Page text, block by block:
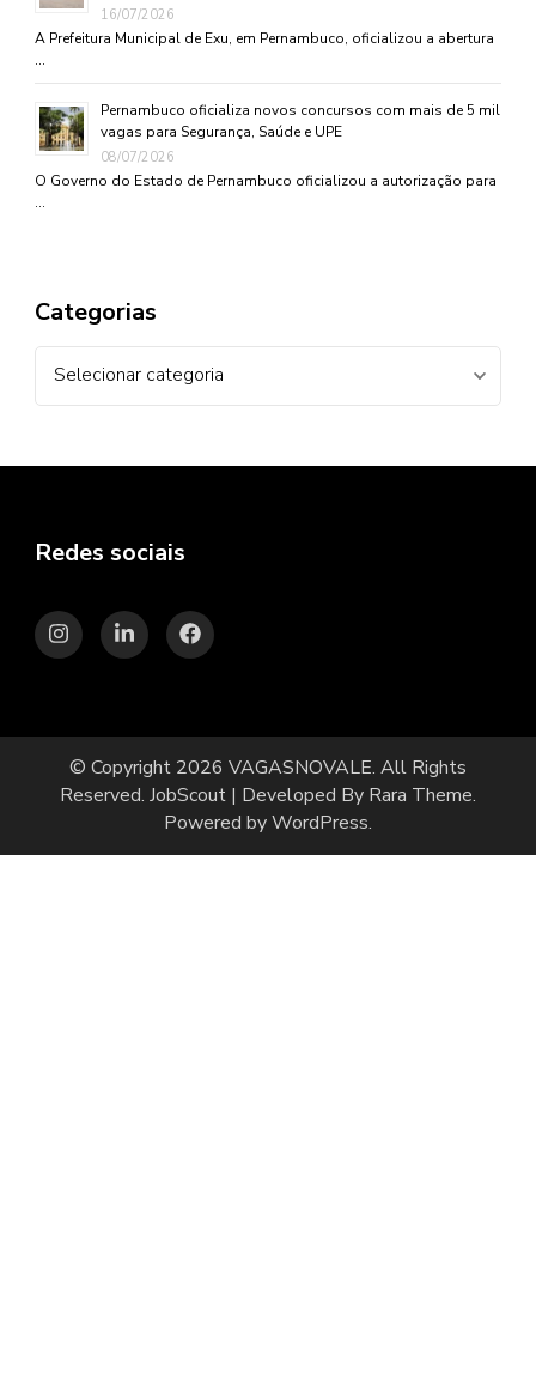
16/07/2026
A Prefeitura Municipal de Exu, em Pernambuco, oficializou a abertura
…
Pernambuco oficializa novos concursos com mais de 5 mil
vagas para Segurança, Saúde e UPE
08/07/2026
O Governo do Estado de Pernambuco oficializou a autorização para
…
Categorias
Redes sociais
© Copyright 2026 VAGASNOVALE. All Rights
Reserved. JobScout | Developed By Rara Theme.
Powered byWordPress.